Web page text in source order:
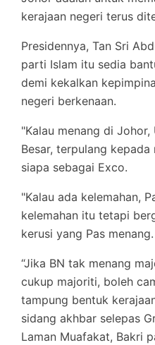
kerajaan negeri terus
Presidennya, Tan Sri
parti Islam itu sedia
demi kekalkan
negeri berkenaan.
"Kalau menang di
Besar, terpulang
siapa sebagai Exco.
"Kalau ada kelemahan,
kelemahan itu tetapi
kerusi yang Pas menang.
“Jika BN tak menang
cukup majoriti, boleh
tampung bentuk
sidang akhbar selepas
Laman Muafakat, Bakri